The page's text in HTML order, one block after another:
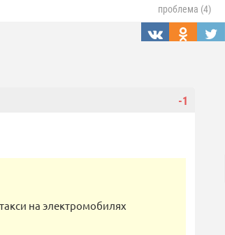
проблема (4)
-1
на электромобилях